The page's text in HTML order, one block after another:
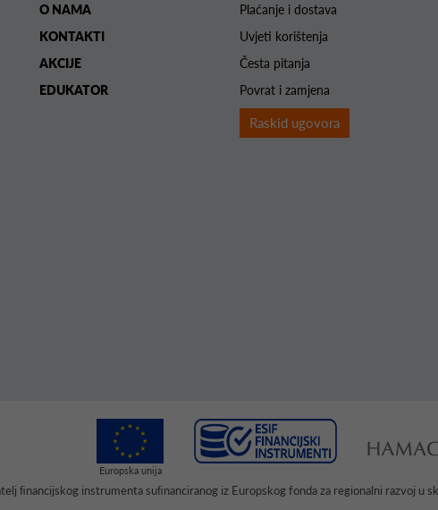
O NAMA
KONTAKTI
AKCIJE
EDUKATOR
Plaćanje i dostava
Uvjeti korištenja
Česta pitanja
Povrat i zamjena
Raskid ugovora
ﬁnancijskog instrumenta suﬁnanciranog iz Europskog fonda za regionalni razvoj u